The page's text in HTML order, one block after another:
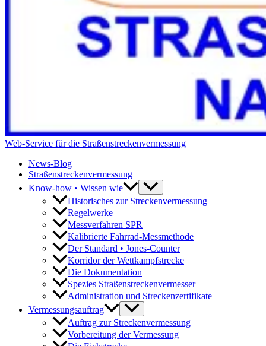
Web-Service für die Straßenstreckenvermessung
News-Blog
Straßenstreckenvermessung
Know-how • Wissen wie
Historisches zur Streckenvermessung
Regelwerke
Messverfahren SPR
Kalibrierte Fahrrad-Messmethode
Der Standard • Jones-Counter
Korridor der Wettkampfstrecke
Die Dokumentation
Spezies Straßenstreckenvermesser
Administration und Streckenzertifikate
Vermessungsauftrag
Auftrag zur Streckenvermessung
Vorbereitung der Vermessung